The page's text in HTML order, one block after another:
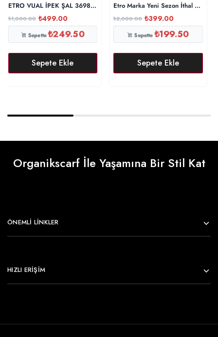
ETRO VUAL İPEK ŞAL 36987 – çağla yeşili
₺1,000.00 ₺499.00
Sepette₺249.50
Sepete Ekle
Etro Marka Yeni Sezon İthal Etnik
₺2,000.00 ₺399.00
Sepette₺199.50
Sepete Ekle
Organikscarf İle Yaşamına Bir Stil Kat
ÖNEMLI LINKLER
HIZLI ERİŞİM